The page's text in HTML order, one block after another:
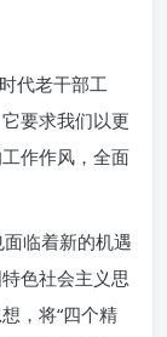
代老干部工
要求我们以更
作作风，全面
临着新的机遇
色社会主义思
，将“四个精